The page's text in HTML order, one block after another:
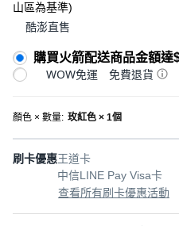
山區為基準)
酷澎直售
購買火箭配送商品金額達
WOW免運 免費退貨
顏色 × 數量: 玫紅色 × 1個
刷卡優惠王道卡
中信LINE Pay Visa卡
查看所有刷卡優惠活動